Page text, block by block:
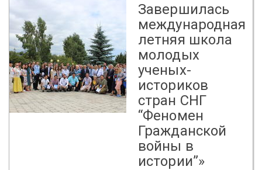
Завершилась
международная
летняя школа
молодых
ученых-
историков
стран СНГ
“Феномен
Гражданской
войны в
истории”»